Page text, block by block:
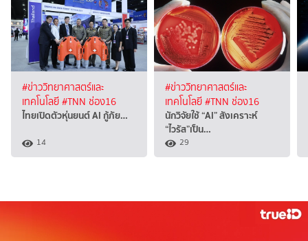
#ข่าววิทยาศาสตร์และ
เทคโนโลยี#TNN ช่อง16
ไทยเปิดตัวหุ่นยนต์ AI กู้ภัย…
14
#ข่าววิทยาศาสตร์และ
เทคโนโลยี#TNN ช่อง16
นักวิจัยใช้ “AI” สังเคราะห์
“ไวรัส”เป็น…
29